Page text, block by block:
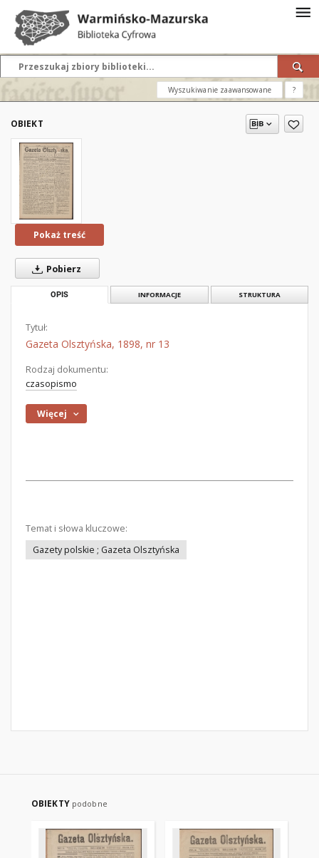
Wyszukiwanie zaawansowane ?
OBIEKT
Pokaż treść
Pobierz
OPIS INFORMACJE STRUKTURA
Tytuł:
Gazeta Olsztyńska, 1898, nr 13
Rodzaj dokumentu:
czasopismo
Więcej
Temat i słowa kluczowe:
Gazety polskie ; Gazeta Olsztyńska
OBIEKTY podobne